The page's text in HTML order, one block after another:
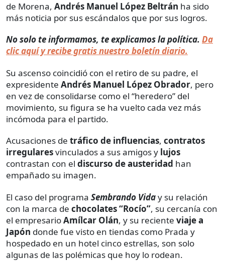
de Morena, Andrés Manuel López Beltrán ha sido
más noticia por sus escándalos que por sus logros.
No solo te informamos, te explicamos la política. Da
clic aquí y recibe gratis nuestro boletín diario.
Su ascenso coincidió con el retiro de su padre, el
expresidente Andrés Manuel López Obrador, pero
en vez de consolidarse como el “heredero” del
movimiento, su figura se ha vuelto cada vez más
incómoda para el partido.
Acusaciones de tráfico de influencias, contratos
irregularesvinculados a sus amigos y lujos
contrastan con el discurso de austeridad han
empañado su imagen.
El caso del programa Sembrando Viday su relación
con la marca de chocolates “Rocío”, su cercanía con
el empresarioAmílcar Olán, y su reciente viaje a
Japón donde fue visto en tiendas como Prada y
hospedado en un hotel cinco estrellas, son solo
algunas de las polémicas que hoy lo rodean.